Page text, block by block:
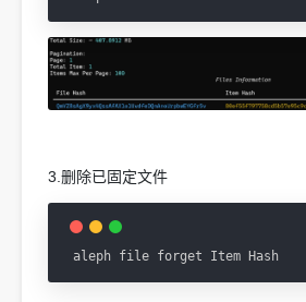
3.删除已固定文件
aleph file forget Item Hash